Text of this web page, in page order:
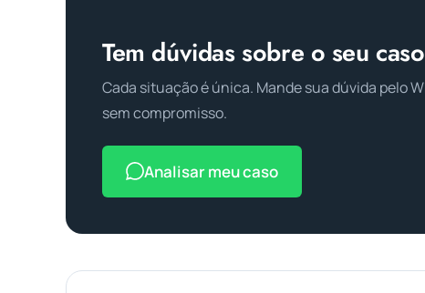
Tem dúvidas sobre o seu
Cada situação é única. Mande sua dúvida pelo
sem compromisso.
Analisar meu caso